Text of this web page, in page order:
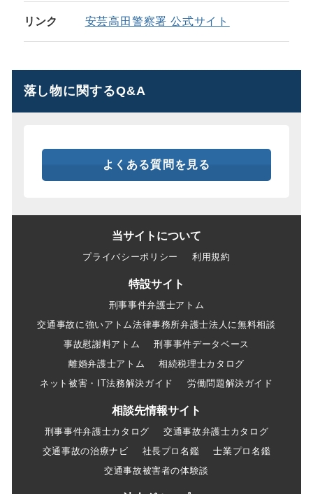
リンク 安芸高田警察署 公式サイト
落し物に関するQ&A
よくある質問を見る
当サイトについて
プライバシーポリシー 利用規約
特設サイト
刑事事件弁護士アトム
交通事故に強いアトム法律事務所弁護士法人に無料相談
事故慰謝料アトム
刑事事件データベース
離婚弁護士アトム
相続税理士カタログ
ネット被害・IT法務解決ガイド
労働問題解決ガイド
相談先情報サイト
刑事事件弁護士カタログ
交通事故弁護士カタログ
交通事故の治療ナビ
社長プロ名鑑
士業プロ名鑑
交通事故被害者の体験談